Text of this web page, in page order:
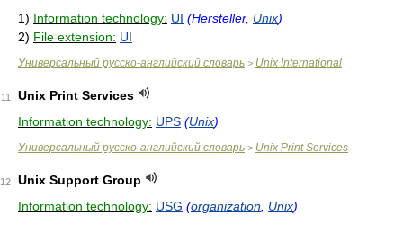
1) Information technology: UI (Hersteller, Unix)
2) File extension: UI
Универсальный русско-английский словарь > Unix International
11
Unix Print Services
Information technology: UPS (Unix)
Универсальный русско-английский словарь > Unix Print Services
12
Unix Support Group
Information technology: USG (organization Unix)